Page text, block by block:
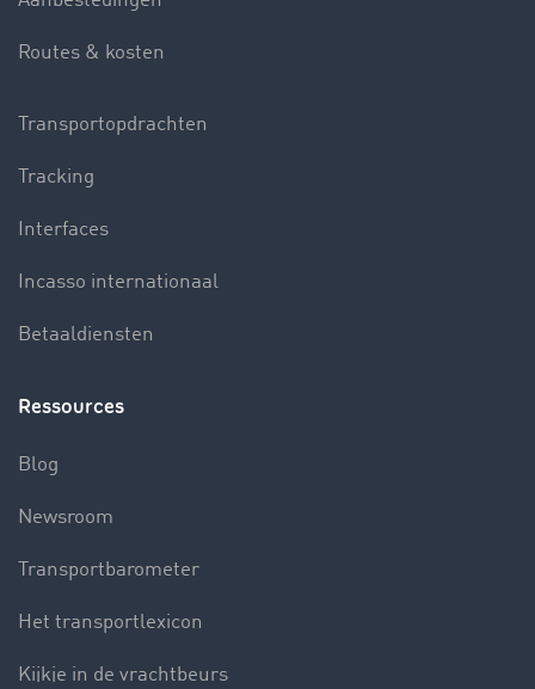
Routes & kosten
Transportopdrachten
Tracking
Interfaces
Incasso internationaal
Betaaldiensten
Ressources
Blog
Newsroom
Transportbarometer
Het transportlexicon
Kijkje in de vrachtbeurs